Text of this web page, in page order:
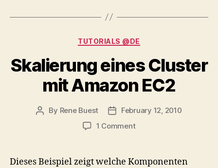
Categories
TUTORIALS @DE
Skalierung eines Cluster
mit Amazon EC2
Post
By Rene Buest
PostFebruary 12, 2010
1 Commenton
Cluster
Dieses Beispiel zeigt welche Komponenten